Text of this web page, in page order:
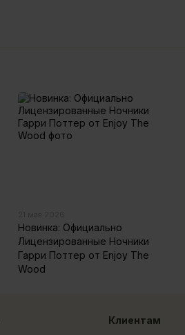
Новинка: Официально
Лицензированные Ночники
Гарри Поттер от Enjoy The
Wood
Клиентам